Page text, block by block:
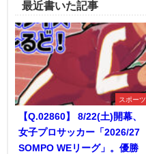
最近書いた記事
スポーツ
【Q.02860】 8/22(土)開幕、
女子プロサッカー「2026/27
SOMPO WEリーグ」。優勝